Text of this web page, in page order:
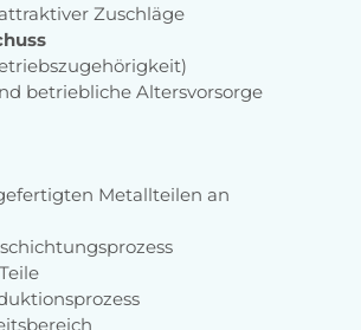
Zuschläge
betriebliche Altersvorsorge
Metallteilen an